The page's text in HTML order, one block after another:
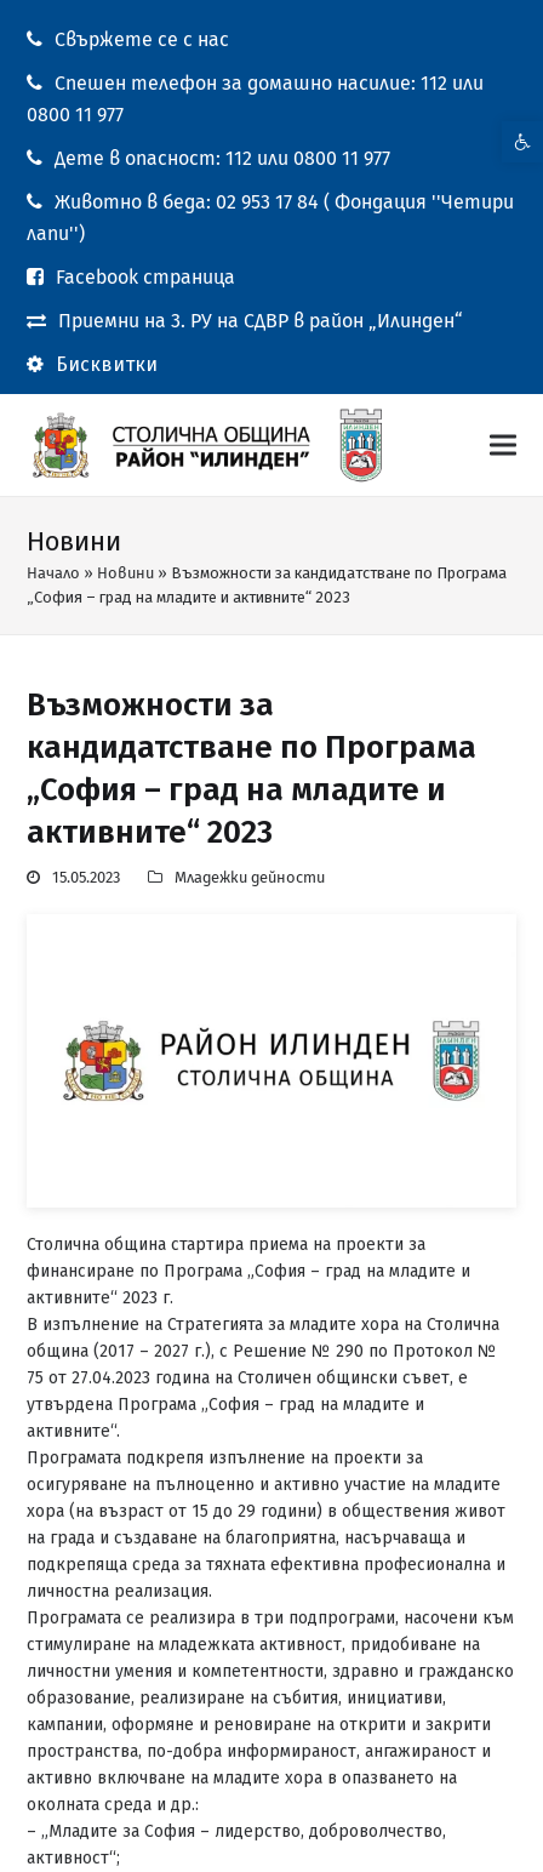
Свържете се с нас
Спешен телефон за домашно насилие: 112 или
0800 11 977
Дете в опасност: 112 или 0800 11 977
Животно в беда: 02 953 17 84 ( Фондация ''Четири
лапи'')
Facebook страница
Приемни на 3. РУ на СДВР в район „Илинден“
Бисквитки
Новини
Начало » Новини » Възможности за кандидатстване по Програма
„София – град на младите и активните“ 2023
Възможности за
кандидатстване по Програма
„София – град на младите и
активните“ 2023
15.05.2023 Младежки дейности
Столична община стартира приема на проекти за
финансиране по Програма „София – град на младите и
активните“ 2023 г.
В изпълнение на Стратегията за младите хора на Столична
община (2017 – 2027 г.), с Решение № 290 по Протокол №
75 от 27.04.2023 година на Столичен общински съвет, е
утвърдена Програма „София – град на младите и
активните“.
Програмата подкрепя изпълнение на проекти за
осигуряване на пълноценно и активно участие на младите
хора (на възраст от 15 до 29 години) в обществения живот
на града и създаване на благоприятна, насърчаваща и
подкрепяща среда за тяхната ефективна професионална и
личностна реализация.
Програмата се реализира в три подпрограми, насочени към
стимулиране на младежката активност, придобиване на
личностни умения и компетентности, здравно и гражданско
образование, реализиране на събития, инициативи,
кампании, оформяне и реновиране на открити и закрити
пространства, по-добра информираност, ангажираност и
активно включване на младите хора в опазването на
околната среда и др.:
– „Младите за София – лидерство, доброволчество,
активност“;